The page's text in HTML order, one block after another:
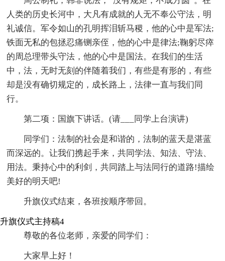
人类的历史长河中，大凡有成就的人无不奉公守法，明
礼诚信。军令如山的孔明挥泪斩马稷，他的心中是军法;
铁面无私的包拯忍痛铡亲侄，他的心中是律法;鞠躬尽瘁
的周总理带头守法，他的心中是国法。在我们的生活
中，法，无时无刻的伴随着我们，有些是有形的，有些
却是没有确切规定的，成长路上，法律一直与我们同
行。
第二项：国旗下讲话。(请___同学上台演讲)
同学们：法制的社会是和谐的，法制的蓝天是湛蓝
而深远的。让我们携起手来，共同学法、知法、守法、
用法。秉持心中的利剑，共同踏上与法同行的道路!描绘
美好的明天吧!
升旗仪式结束，各班按顺序带回。
升旗仪式主持稿4
尊敬的各位老师，亲爱的同学们：
大家早上好！